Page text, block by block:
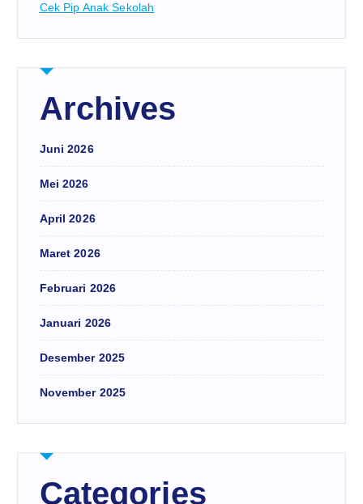
Cek Pip Anak Sekolah
Archives
Juni 2026
Mei 2026
April 2026
Maret 2026
Februari 2026
Januari 2026
Desember 2025
November 2025
Categories